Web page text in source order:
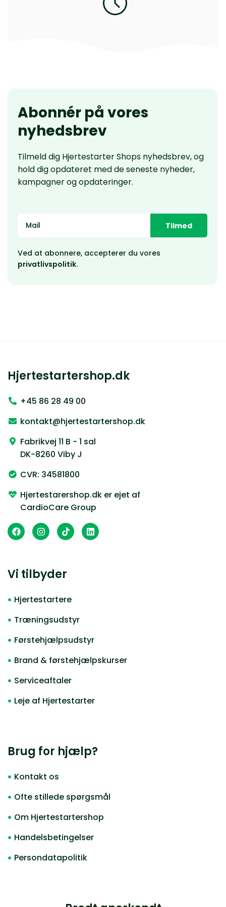
Abonnér på vores
nyhedsbrev
Tilmeld dig Hjertestarter Shops nyhedsbrev, og
hold dig opdateret med de seneste nyheder,
kampagner og opdateringer.
Tilmed
Ved at abonnere, accepterer du vores
privatlivspolitik.
Hjertestartershop.dk
+45 86 28 49 00
kontakt@hjertestartershop.dk
Fabrikvej 11 B - 1 sal
DK-8260 Viby J
CVR: 34581800
Hjertestarershop.dk er ejet af
CardioCare Group
Vi tilbyder
Hjertestartere
Træningsudstyr
Førstehjælpsudstyr
Brand & førstehjælpskurser
Serviceaftaler
Leje af Hjertestarter
Brug for hjælp?
Kontakt os
Ofte stillede spørgsmål
Om Hjertestartershop
Handelsbetingelser
Persondatapolitik